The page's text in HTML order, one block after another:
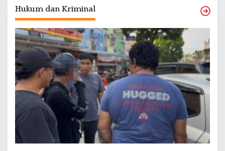
Hukum dan Kriminal